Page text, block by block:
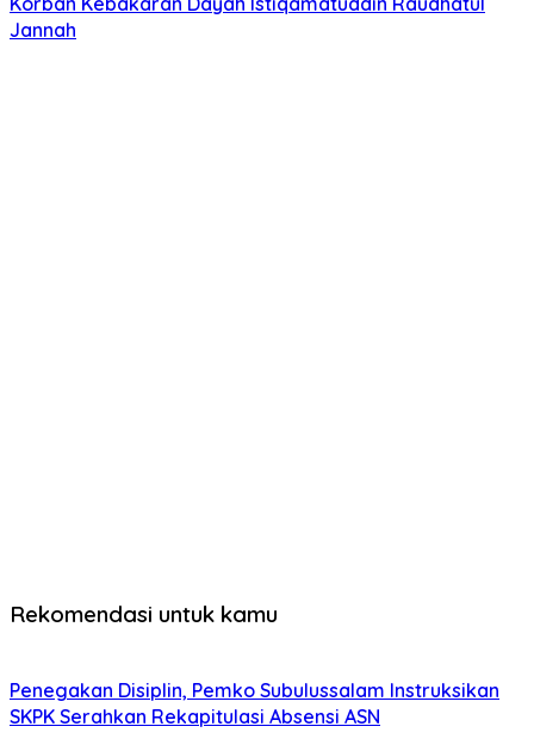
Jannah
Rekomendasi untuk kamu
Penegakan Disiplin, Pemko Subulussalam Instruksikan
SKPK Serahkan Rekapitulasi Absensi ASN